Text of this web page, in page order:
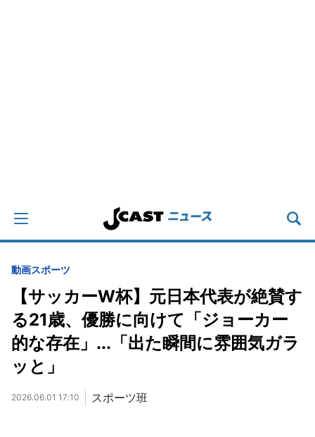
動画スポーツ
【サッカーW杯】元日本代表が絶賛す
る21歳、優勝に向けて「ジョーカー
的な存在」...「出た瞬間に雰囲気ガラ
ッと」
2026.06.01 17:10 スポーツ班